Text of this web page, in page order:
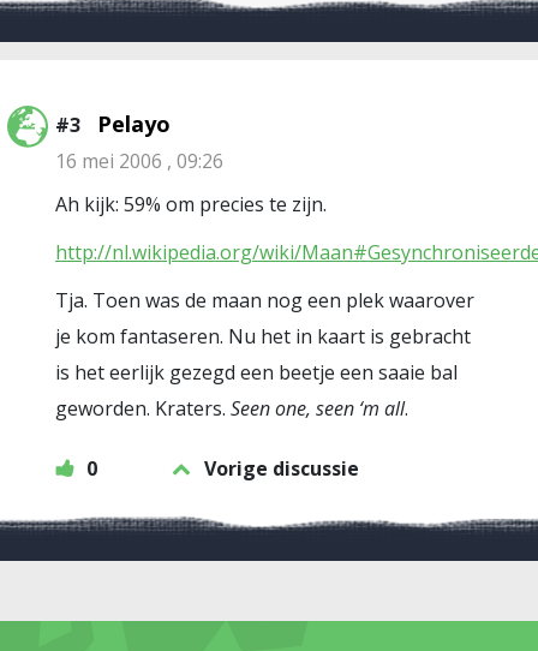
#3 Pelayo
16 mei 2006 , 09:26
Ah kijk: 59% om precies te zijn.
http://nl.wikipedia.org/wiki/
Tja. Toen was de maan nog een plek waarover
je kom fantaseren. Nu het in kaart is gebracht
is het eerlijk gezegd een beetje een saaie bal
geworden. Kraters. Seen one, seen ‘m all.
0 Vorige discussie